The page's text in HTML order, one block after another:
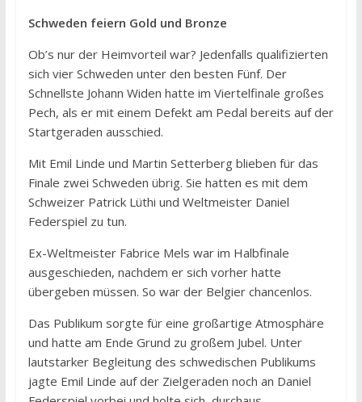
Schweden feiern Gold und Bronze
Ob’s nur der Heimvorteil war? Jedenfalls qualifizierten
sich vier Schweden unter den besten Fünf. Der
Schnellste Johann Widen hatte im Viertelfinale großes
Pech, als er mit einem Defekt am Pedal bereits auf der
Startgeraden ausschied.
Mit Emil Linde und Martin Setterberg blieben für das
Finale zwei Schweden übrig. Sie hatten es mit dem
Schweizer Patrick Lüthi und Weltmeister Daniel
Federspiel zu tun.
Ex-Weltmeister Fabrice Mels war im Halbfinale
ausgeschieden, nachdem er sich vorher hatte
übergeben müssen. So war der Belgier chancenlos.
Das Publikum sorgte für eine großartige Atmosphäre
und hatte am Ende Grund zu großem Jubel. Unter
lautstarker Begleitung des schwedischen Publikums
jagte Emil Linde auf der Zielgeraden noch an Daniel